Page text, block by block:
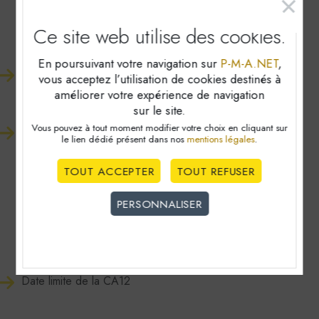
Entreprises exercice clos au
30/06/2022
Date limite de déclaration de résultat - délai
supplémentaire de 15 jours calendaires accordé aux
utilisateurs des téléprocédures.
Déclaration de retenue à la source pour les entreprises
étrangères exploitant un établissement stable en France.
Entreprises exercice clos au
Date limite de la CA12
Ce site web utilisedes cookies.
En poursuivant votre navigation sur P-M-A.NET,
vous acceptez l’utilisation de cookies destinés à
améliorer votre expérience de navigation
sur le site.
Vous pouvez à tout moment modifier votre choix en cliquant sur
le lien dédié présent dans nos mentions légales.
TOUT ACCEPTER TOUT REFUSER
PERSONNALISER
Ces cookies sont nécéssaires au bon fonctionnement du
site internet et ne peuvent être désactivés. Ces cookies